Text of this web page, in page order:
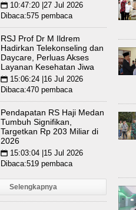
📅 10:47:20 |27 Jul 2026
Dibaca:575 pembaca
RSJ Prof Dr M Ildrem
Hadirkan Telekonseling dan
Daycare, Perluas Akses
Layanan Kesehatan Jiwa
📅 15:06:24 |16 Jul 2026
Dibaca:470 pembaca
Pendapatan RS Haji Medan
Tumbuh Signifikan,
Targetkan Rp 203 Miliar di
2026
📅 15:03:04 |15 Jul 2026
Dibaca:519 pembaca
Selengkapnya